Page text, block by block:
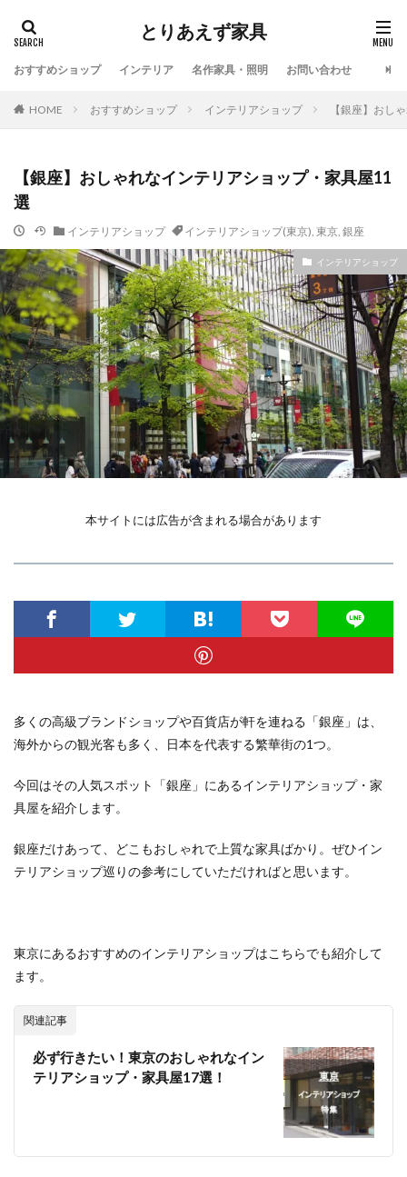
とりあえず家具
おすすめショップ インテリア 名作家具・照明 お問い合わせ
HOME おすすめショップ インテリアショップ 【銀座】おし
【銀座】おしゃれなインテリアショップ・家具屋11
選
インテリアショップ インテリアショップ(東京), 東京, 銀座
インテリアショップ
本サイトには広告が含まれる場合があります
多くの高級ブランドショップや百貨店が軒を連ねる「銀座」は、
海外からの観光客も多く、日本を代表する繁華街の1つ。
今回はその人気スポット「銀座」にあるインテリアショップ・家
具屋を紹介します。
銀座だけあって、どこもおしゃれで上質な家具ばかり。ぜひイン
テリアショップ巡りの参考にしていただければと思います。
東京にあるおすすめのインテリアショップはこちらでも紹介して
ます。
関連記事
必ず行きたい！東京のおしゃれなイン
テリアショップ・家具屋17選！